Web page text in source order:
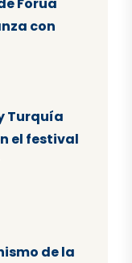
Forua
con
Turquía
el festival
de la